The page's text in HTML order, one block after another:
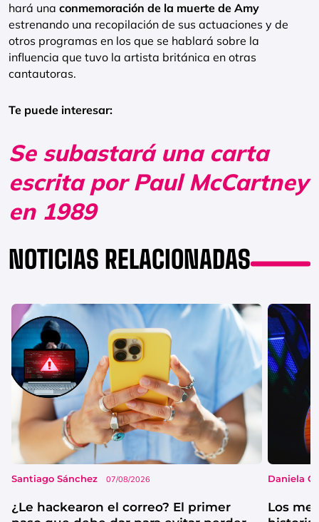
hará una conmemoración de la muerte de Amy
estrenando una recopilación de sus actuaciones y de
otros programas en los que se hablará sobre la
influencia que tuvo la artista británica en otras
cantautoras.
Te puede interesar:
Se subastará una carta
escrita por Paul McCartney
en 1989
NOTICIAS RELACIONADAS
Santiago Sánchez 07/08/2026
¿Le hackearon el correo? El primer
Daniela
Los